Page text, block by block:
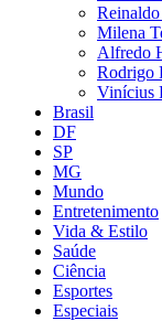
Milena
Alfredo
Rodrigo
Vinícius
Brasil
DF
SP
MG
Mundo
Entretenimento
Vida & Estilo
Saúde
Ciência
Esportes
Especiais